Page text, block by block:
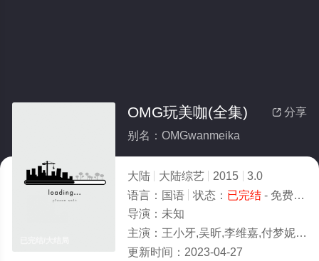
 分享
OMG玩美咖(全集)
别名：OMGwanmeika
大陆 大陆综艺 2015
3.0
语言： 国语 状态： 已完结- 免费在线观看
导演： 未知
主演： 王小牙,吴昕,李维嘉,付梦妮,张嘉倪,戚薇,贾青,柳岩,李莎旻子,朱丹
更新时间： 2023-04-27